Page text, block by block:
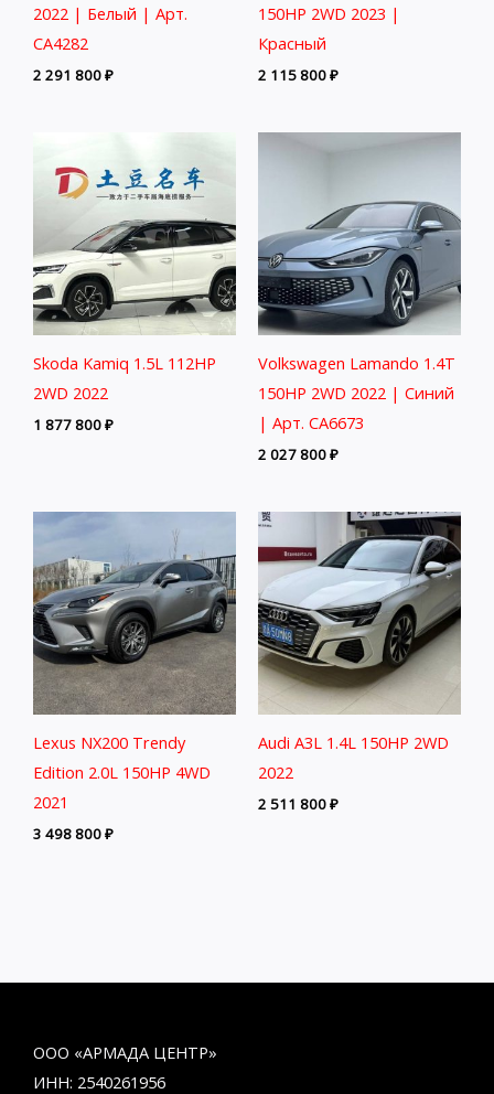
2022 | Белый | Арт.
CA4282
2 291 800₽
150HP 2WD 2023 |
Красный
2 115 800₽
Skoda Kamiq 1.5L 112HP
2WD 2022
1 877 800₽
Volkswagen Lamando 1.4T
150HP 2WD 2022 | Синий
| Арт. CA6673
2 027 800₽
Lexus NX200 Trendy
Edition 2.0L 150HP 4WD
2021
3 498 800₽
Audi A3L 1.4L 150HP 2WD
2022
2 511 800₽
ООО «АРМАДА ЦЕНТР»
ИНН: 2540261956